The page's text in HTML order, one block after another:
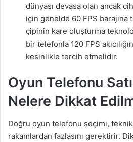
dünyası devasa olan ancak
için genelde 60 FPS barajına
çipinin kare oluşturma
bir telefonla 120 FPS
kesinlikle tercih etmelidir.
Oyun Telefonu
Nelere Dikkat
Doğru oyun telefonu seçimi,
rakamlardan fazlasını gerektirir.